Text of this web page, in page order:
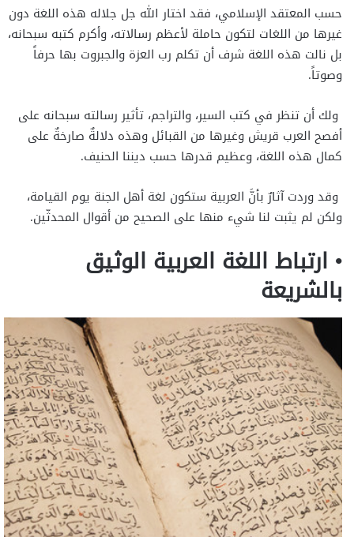
حسب المعتقد الإسلامي، فقد اختار الله جل جلاله هذه اللغة دون
غيرها من اللغات لتكون حاملة لأعظم رسالاته، وأكرم كتبه سبحانه،
بل نالت هذه اللغة شرف أن تكلم رب العزة والجبروت بها حرفاً
وصوتاً.
ولك أن تنظر في كتب السير، والتراجم، تأثير رسالته سبحانه على
أفصح العرب قريش وغيرها من القبائل وهذه دلالةٌ صارخةٌ على
كمال هذه اللغة، وعظيم قدرها حسب ديننا الحنيف.
وقد وردت آثارٌ بأنَّ العربية ستكون لغة أهل الجنة يوم القيامة،
ولكن لم يثبت لنا شيء منها على الصحيح من أقوال المحدثّين.
• ارتباط اللغة العربية الوثيق
بالشريعة